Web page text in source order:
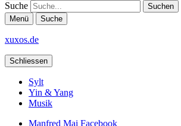
Suche
Menü Suche
xuxos.de
Schliessen
Sylt
Yin & Yang
Musik
Manfred Mai Facebook